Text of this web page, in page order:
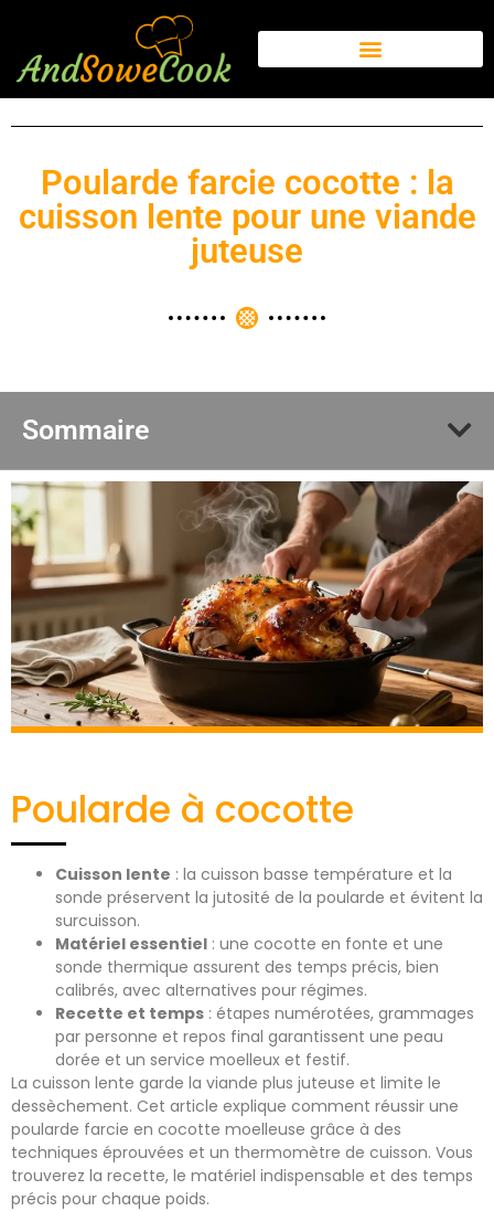
Poularde farcie cocotte : la
cuisson lente pour une viande
juteuse
Sommaire
Poularde à cocotte
Cuisson lente : la cuisson basse température et la
sonde préservent la jutosité de la poularde et évitent la
surcuisson.
Matériel essentiel : une cocotte en fonte et une
sonde thermique assurent des temps précis, bien
calibrés, avec alternatives pour régimes.
Recette et temps : étapes numérotées, grammages
par personne et repos final garantissent une peau
dorée et un service moelleux et festif.
La cuisson lente garde la viande plus juteuse et limite le
dessèchement. Cet article explique comment réussir une
poularde farcie en cocotte moelleuse grâce à des
techniques éprouvées et un thermomètre de cuisson. Vous
trouverez la recette, le matériel indispensable et des temps
précis pour chaque poids.